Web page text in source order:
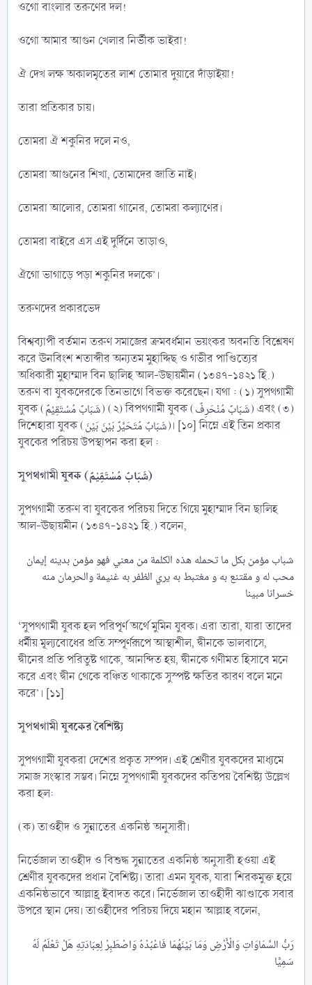
ওগো বাংলার তরুণের দল!
ওগো আমার আগুন খেলার নির্ভীক ভাইরা!
ঐ দেখ লক্ষ অকালমৃতের লাশ তোমার দুয়ারে দাঁড়াইয়া!
তারা প্রতিকার চায়।
তোমরা ঐ শকুনির দলে নও,
তোমরা আগুনের শিখা, তোমাদের জাতি নাই।
তোমরা আলোর, তোমরা গানের, তোমরা কল্যাণের।
তোমরা বাইরে এস এই দুর্দিনে তাড়াও,
ঐগো ভাগাড়ে পড়া শকুনির দলকে’।
তরুণদের প্রকারভেদ
বিশ্বব্যাপী বর্তমান তরুণ সমাজের ক্রমবর্ধমান ভয়ংকর অবনতি বিশ্লেষণ
করে ঊনবিংশ শতাব্দীর অন্যতম মুহাদ্দিছ ও গভীর পাণ্ডিত্যের
অধিকারী মুহাম্মাদ বিন ছালিহ আল-উছায়মীন (১৩৪৭-১৪২১ হি.)
তরুণ বা যুবকদেরকে তিনভাগে বিভক্ত করেছেন। যথা : (১) সুপথগামী
যুবক (شَبَابٌ مُسْتَقِيْمٌ) (২) বিপথগামী যুবক (شَبَابٌ مُنْحَرِفٌ) এবং (৩)
দিশেহারা যুবক (شَبَابٌ مُتَحَيَّرٌ بَيْنَ بَيْنَ)। [১০] নিম্নে এই তিন প্রকার
যুবকের পরিচয় উপস্থাপন করা হল :
সুপথগামী যুবক (شَبَابٌ مُسْتَقِيْمٌ)
সুপথগামী তরুণ বা যুবকের পরিচয় দিতে গিয়ে মুহাম্মাদ বিন ছালিহ
আল-ঊছায়মীন (১৩৪৭-১৪২১ হি.) বলেন,
شباب مؤمن بكل ما تحمله هذه الكلمة من معني فهو مؤمن بدينه إيمان
محب له و مقتنع به و مغتبط به يري الظفر به غنيمة والحرمان منه
‘সুপথগামী যুবক হল পরিপূর্ণ অর্থে মুমিন যুবক। এরা তারা, যারা তাদের
ধর্মীয় মূল্যবোধের প্রতি সম্পূর্ণরূপে আস্থাশীল, দ্বীনকে ভালবাসে,
দ্বীনের প্রতি পরিতুষ্ট থাকে, আনন্দিত হয়, দ্বীনকে গণীমত হিসাবে মনে
করে এবং দ্বীন থেকে বঞ্চিত থাকাকে সুস্পষ্ট ক্ষতির কারণ বলে মনে
করে’। [১১]
সুপথগামী যুবকের বৈশিষ্ট্য
সুপথগামী যুবকরা দেশের প্রকৃত সম্পদ। এই শ্রেণীর যুবকদের মাধ্যমে
সমাজ সংস্কার সম্ভব। নিম্নে সুপথগামী যুবকদের কতিপয় বৈশিষ্ট্য উল্লেখ
করা হল:
(ক) তাওহীদ ও সুন্নাতের একনিষ্ঠ অনুসারী।
নির্ভেজাল তাওহীদ ও বিশুদ্ধ সুন্নাতের একনিষ্ঠ অনুসারী হওয়া এই
শ্রেণীর যুবকদের প্রধান বৈশিষ্ট্য। তারা এমন যুবক, যারা শিরকমুক্ত হয়ে
একনিষ্ঠভাবে আল্লাহ্র ইবাদত করে। নির্ভেজাল তাওহীদী ঝাণ্ডাকে সবার
উপরে স্থান দেয়। তাওহীদের পরিচয় দিয়ে মহান আল্লাহ বলেন,
رَبُّ السَّمَاوَاتِ وَالْأَرْضِ وَمَا بَيْنَهُمَا فَاعْبُدْهُ وَاصْطَبِرْ لِعِبَادَتِهِ هَلْ تَعْلَمُ لَهُ